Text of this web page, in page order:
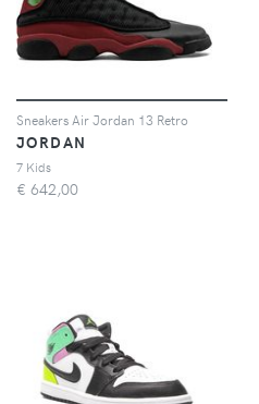
Sneakers Air Jordan 13 Retro
JORDAN
7 Kids
€ 642,00